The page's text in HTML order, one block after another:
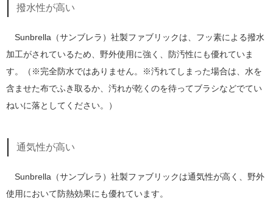
撥水性が高い
Sunbrella（サンブレラ）社製ファブリックは、フッ素による撥水
加工がされているため、野外使用に強く、防汚性にも優れていま
す。（※完全防水ではありません。※汚れてしまった場合は、水を
含ませた布でふき取るか、汚れが乾くのを待ってブラシなどでてい
ねいに落としてください。）
通気性が高い
Sunbrella（サンブレラ）社製ファブリックは通気性が高く、野外
使用において防熱効果にも優れています。